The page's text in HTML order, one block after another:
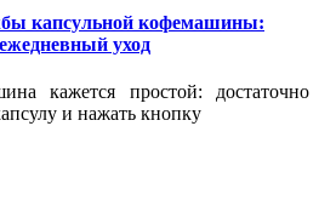
капсульной кофемашины:
уход
кажется простой: достаточно
и нажать кнопку